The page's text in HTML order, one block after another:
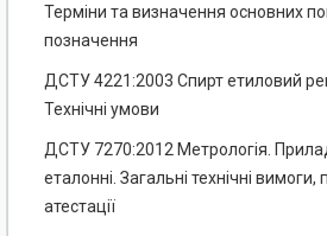
Терміни та визначення основних
позначення
ДСТУ 4221:2003 Спирт етиловий
Технічні умови
ДСТУ 7270:2012 Метрологія.
еталонні. Загальні технічні
атестації